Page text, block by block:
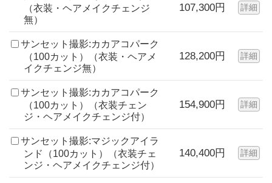
（衣装・ヘアメイクチェンジ
無）
107,300円 詳細
サンセット撮影:カカアコパーク
（100カット）（衣装・ヘアメ
イクチェンジ無）
128,200円 詳細
サンセット撮影:カカアコパーク
（100カット）（衣装チェン
ジ・ヘアメイクチェンジ付）
154,900円 詳細
サンセット撮影:マジックアイラ
ンド（100カット）（衣装チェ
ンジ・ヘアメイクチェンジ付）
140,400円 詳細